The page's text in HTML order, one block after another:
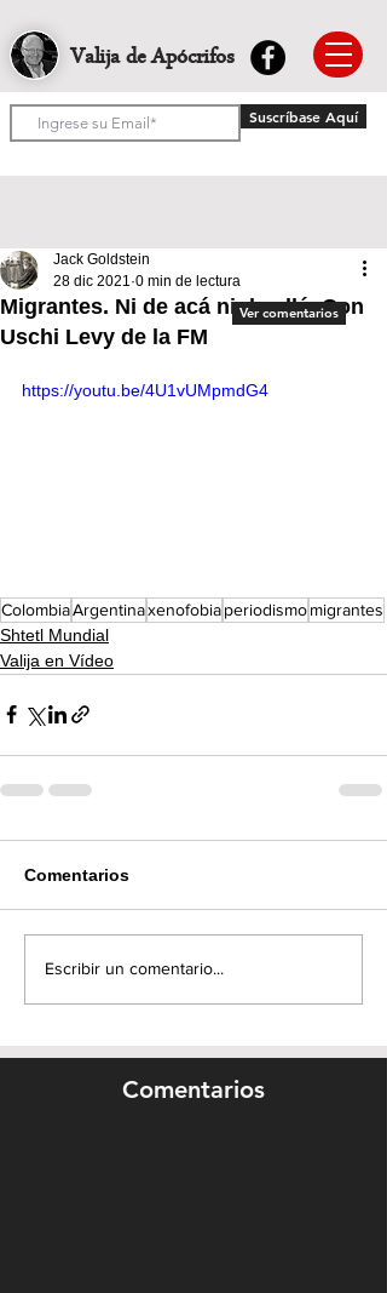
Valija de Apócrifos
Suscríbase Aquí
Migrantes. Ni de acá ni de allá. Con
Uschi Levy de la FM
Jack Goldstein
28 dic 2021 0 min de lectura
https://youtu.be/4U1vUMpmdG4
ColombiaArgentinaxenofobiaperiodismomigrantes
Shtetl Mundial
Valija en Vídeo
Comentarios
Escribir un comentario...
Ver comentarios
Comentarios